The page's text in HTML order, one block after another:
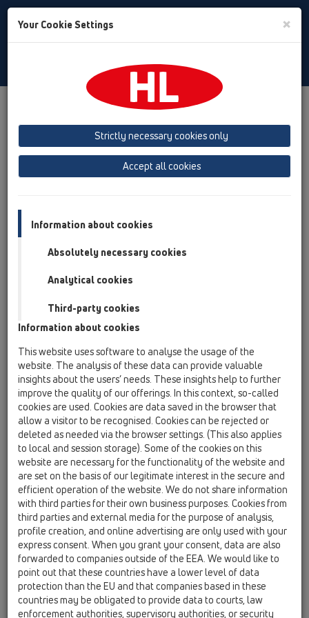
Toggle
HL - история успеха!
Австрийский семейный
бизнес обеспечивает
бесперебойный слив с
1950 года.
Надежный партнер для монтажников,
проектировщиков, архитекторов и оптовиков.
В 1950 году два амбициозных молодых человека -
Леопольд Хуттерер и Виктор Лехнер - основали новую
компанию с целью добиться успеха в новом бизнесе. Их
техническая и коммерческая квалификация позволила им
создать предприятие, выпускающее изделия из свинца
для систем водоотведения и химической
промышленности.
Your Cookie Settings ×
Strictly necessary cookies only
Accept all cookies
Information about cookies
Absolutely necessary cookies
Analytical cookies
Third-party cookies
Information about cookies
This website uses software to analyse the usage of the
website. The analysis of these data can provide valuable
insights about the users’ needs. These insights help to further
improve the quality of our offerings. In this context, so-called
cookies are used. Cookies are data saved in the browser that
allow a visitor to be recognised. Cookies can be rejected or
deleted as needed via the browser settings. (This also applies
to local and session storage). Some of the cookies on this
website are necessary for the functionality of the website and
are set on the basis of our legitimate interest in the secure and
efficient operation of the website. We do not share information
with third parties for their own business purposes. Cookies from
third parties and external media for the purpose of analysis,
profile creation, and online advertising are only used with your
express consent. When you grant your consent, data are also
forwarded to companies outside of the EEA. We would like to
point out that these countries have a lower level of data
protection than the EU and that companies based in these
countries may be obligated to provide data to courts, law
enforcement authorities, supervisory authorities, or security